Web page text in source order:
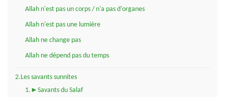
Allah n'est pas un corps / n'a pas d'organes
Allah n'est pas une lumière
Allah ne change pas
Allah ne dépend pas du temps
2.Les savants sunnites
1.►Savants du Salaf